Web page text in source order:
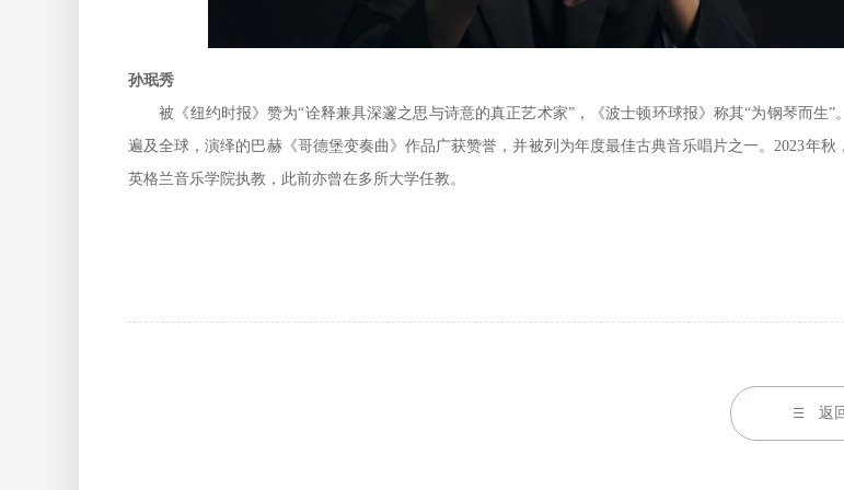
孙珉秀
被《纽约时报》赞为“诠释兼具深邃之思与诗意的真正艺术家”，《波士顿环球报》称其“为钢琴而生”
遍及全球，演绎的巴赫《哥德堡变奏曲》作品广获赞誉，并被列为年度最佳古典音乐唱片之一。2023年秋
英格兰音乐学院执教，此前亦曾在多所大学任教。
返